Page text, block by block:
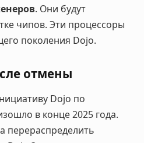
. Они будут
чипов. Эти процессоры
поколения Dojo.
отмены
Dojo по
в конце 2025 года.
перераспределить